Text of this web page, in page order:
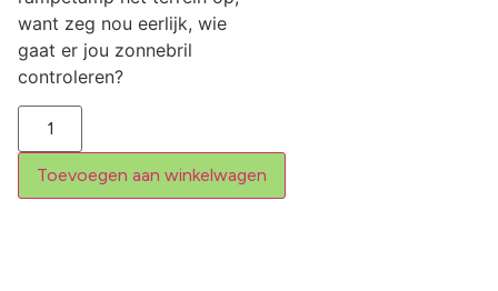
want zeg nou eerlijk, wie
gaat er jou zonnebril
controleren?
Toevoegen aan winkelwagen